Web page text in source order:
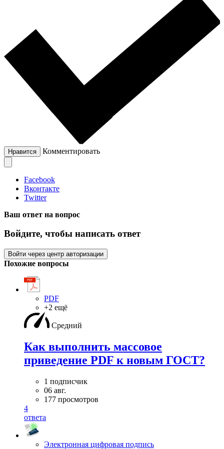
Нравится Комментировать
Facebook
Вконтакте
Twitter
Ваш ответ на вопрос
Войдите, чтобы написать ответ
Войти через центр авторизации
Похожие вопросы
PDF
+2 ещё
Средний
Как выполнить массовое
приведение PDF к новым ГОСТ?
1 подписчик
06 авг.
177 просмотров
4
ответа
Электронная цифровая подпись